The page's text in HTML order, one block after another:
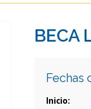
BECA
Fechas
Inicio